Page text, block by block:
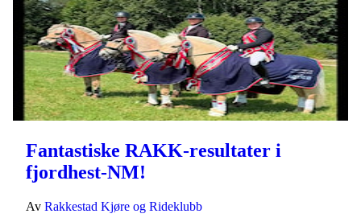
Fantastiske RAKK-resultater i
fjordhest-NM!
Av Rakkestad Kjøre og Rideklubb